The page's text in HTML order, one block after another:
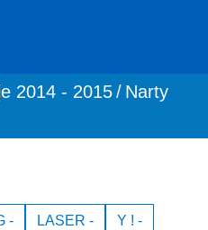
2014 - 2015
Narty
- LASER - Y ! -